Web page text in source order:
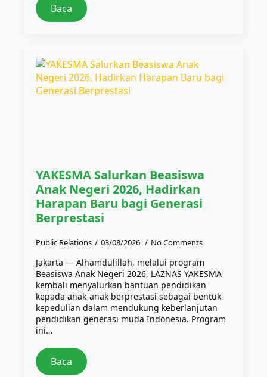
Baca
YAKESMA Salurkan Beasiswa
Anak Negeri 2026, Hadirkan
Harapan Baru bagi Generasi
Berprestasi
Public Relations 03/08/2026 No Comments
Jakarta — Alhamdulillah, melalui program
Beasiswa Anak Negeri 2026, LAZNAS YAKESMA
kembali menyalurkan bantuan pendidikan
kepada anak-anak berprestasi sebagai bentuk
kepedulian dalam mendukung keberlanjutan
pendidikan generasi muda Indonesia. Program
ini…
Baca